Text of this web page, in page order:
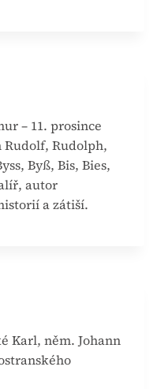
– 11. prosince
Rudolf, Rudolph,
Byß, Bis, Bies,
autor
a zátiší.
Karl, něm. Johann